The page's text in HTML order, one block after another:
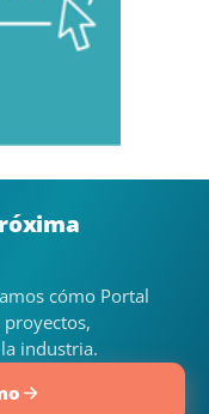
cómo Portal
industria.